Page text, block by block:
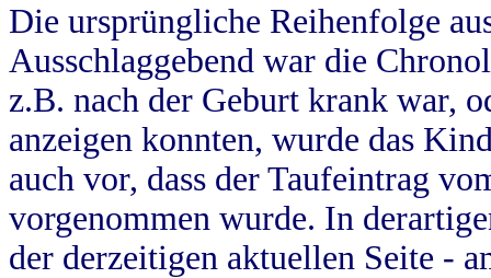
Die ursprüngliche Reihenfolge
Ausschlaggebend war die
z.B. nach der Geburt krank war,
anzeigen konnten, wurde das
auch vor, dass der Taufeintrag
vorgenommen wurde. In
der derzeitigen aktuellen Seite -